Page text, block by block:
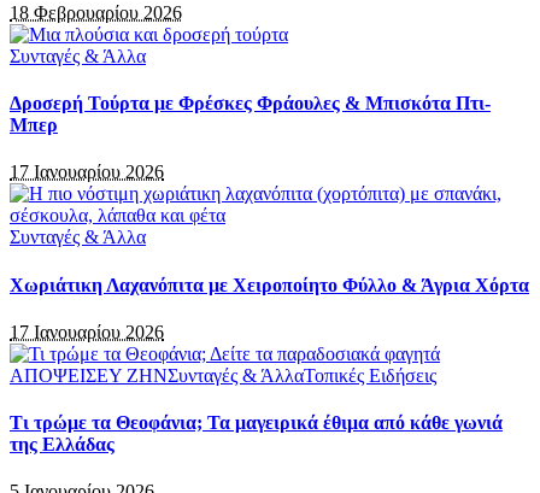
18 Φεβρουαρίου 2026
Συνταγές & Άλλα
Δροσερή Τούρτα με Φρέσκες Φράουλες & Μπισκότα Πτι-
Μπερ
17 Ιανουαρίου 2026
Συνταγές & Άλλα
Χωριάτικη Λαχανόπιτα με Χειροποίητο Φύλλο & Άγρια Χόρτα
17 Ιανουαρίου 2026
ΑΠΟΨΕΙΣΕΥ ΖΗΝΣυνταγές & ΆλλαΤοπικές Ειδήσεις
Τι τρώμε τα Θεοφάνια; Τα μαγειρικά έθιμα από κάθε γωνιά
της Ελλάδας